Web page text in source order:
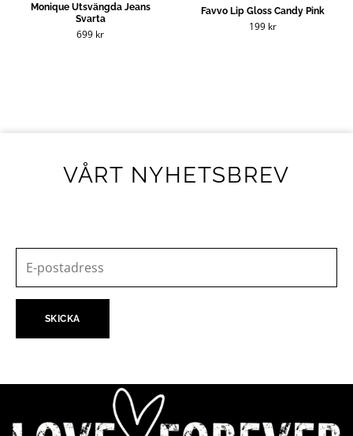
Monique Utsvängda Jeans
Svarta
699 kr
Favvo Lip Gloss Candy Pink
199 kr
VÅRT NYHETSBREV